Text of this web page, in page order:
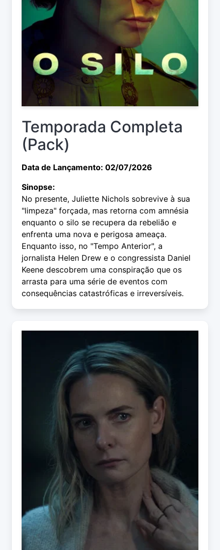
Temporada Completa
(Pack)
Data de Lançamento: 02/07/2026
Sinopse:
No presente, Juliette Nichols sobrevive à sua
"limpeza" forçada, mas retorna com amnésia
enquanto o silo se recupera da rebelião e
enfrenta uma nova e perigosa ameaça.
Enquanto isso, no "Tempo Anterior", a
jornalista Helen Drew e o congressista Daniel
Keene descobrem uma conspiração que os
arrasta para uma série de eventos com
consequências catastróficas e irreversíveis.